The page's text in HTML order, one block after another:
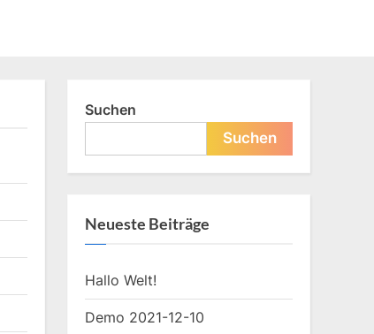
Suchen
Suchen
Neueste Beiträge
Hallo Welt!
Demo 2021-12-10